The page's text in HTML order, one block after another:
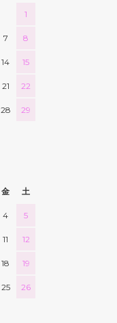
1
7 8
14 15
21 22
28 29
金 土
4 5
11 12
18 19
25 26